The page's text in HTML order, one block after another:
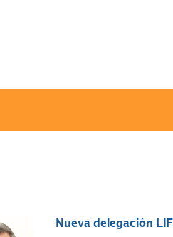
Nueva delegación